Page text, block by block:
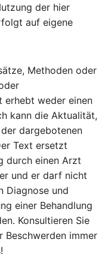
der hier
auf eigene
Methoden oder
erhebt weder einen
kann die Aktualität,
dargebotenen
Text ersetzt
durch einen Arzt
und er darf nicht
Diagnose und
einer Behandlung
Konsultieren Sie
Beschwerden immer